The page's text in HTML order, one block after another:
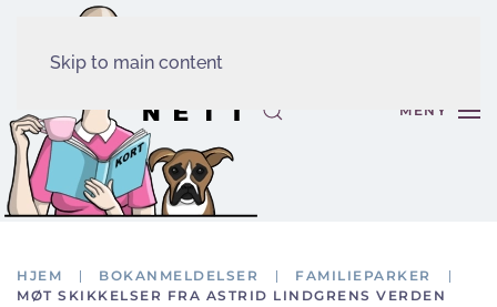
Skip to main content
MENY
HJEM BOKANMELDELSER
FAMILIEPARKER
MØT SKIKKELSER FRA ASTRID LINDGRENS VERDEN